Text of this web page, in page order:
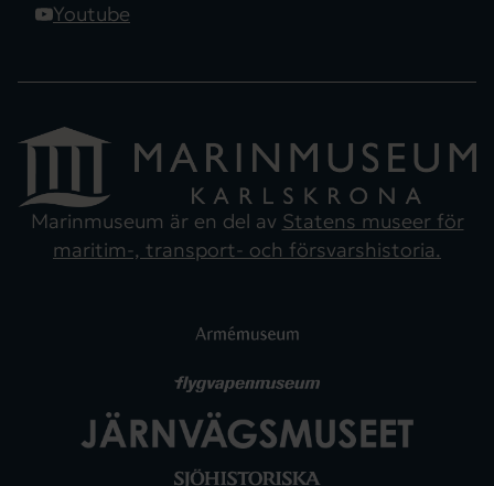
Youtube
Marinmuseum är en del av Statens museer för
maritim-, transport- och försvarshistoria.